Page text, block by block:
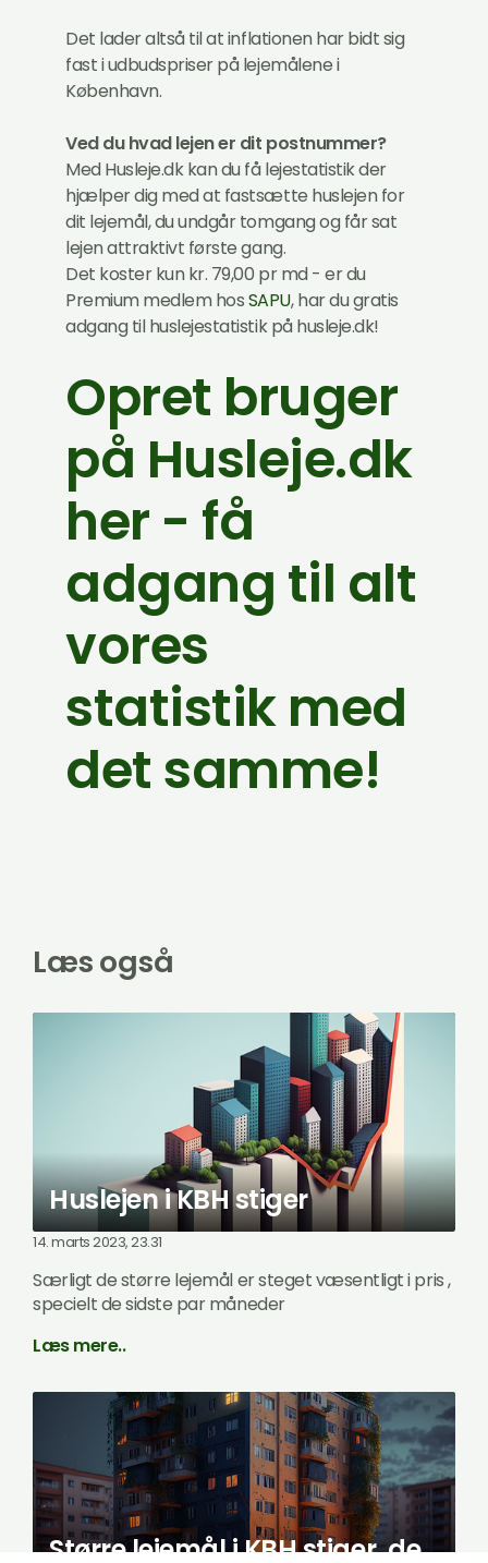
Det lader altså til at inflationen har bidt sig
fast i udbudspriser på lejemålene i
København.
Ved du hvad lejen er dit postnummer?
Med Husleje.dk kan du få lejestatistik der
hjælper dig med at fastsætte huslejen for
dit lejemål, du undgår tomgang og får sat
lejen attraktivt første gang.
Det koster kun kr. 79,00 pr md - er du
Premium medlem hosSAPU, har du gratis
adgang til huslejestatistik på husleje.dk!
Opret bruger
på Husleje.dk
her - få
adgang til alt
vores
statistik med
det samme!
Læs også
Huslejen i KBH stiger
14. marts 2023, 23.31
Særligt de større lejemål er steget væsentligt i pris ,
specielt de sidste par måneder
Læs mere..
Større lejemål i KBH stiger, de